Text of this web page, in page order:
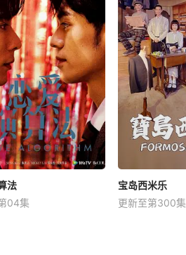
法
04集
宝岛西米乐
更新至第300集